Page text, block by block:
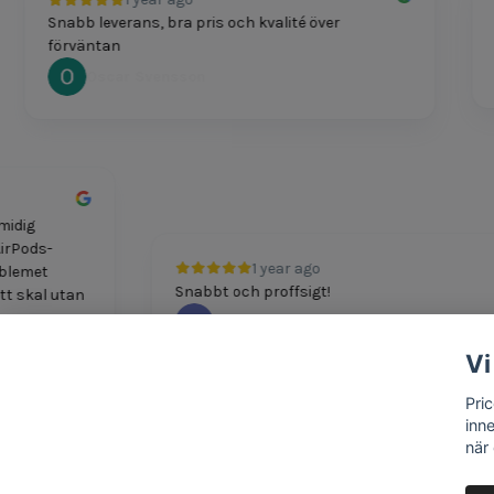
Snabb leverans, bra pris och kvalité över
förväntan
Oscar Svensson
1 year ago
Snabbt och proffsigt!
smidig
AirPods-
skal utan
när